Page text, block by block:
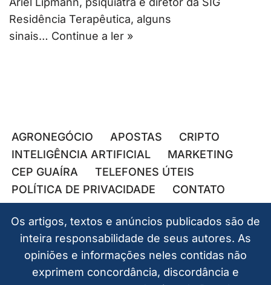
Residência Terapêutica, alguns
sinais… Continue a ler »
AGRONEGÓCIO APOSTAS
CRIPTO
INTELIGÊNCIA ARTIFICIAL
MARKETING
CEP GUAÍRA
TELEFONES ÚTEIS
POLÍTICA DE PRIVACIDADE
CONTATO
Os artigos, textos e anúncios publicados são de
inteira responsabilidade de seus autores. As
opiniões e informações neles contidas não
exprimem concordância, discordância e